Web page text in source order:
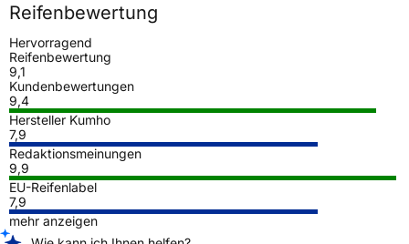
Reifenbewertung
Hervorragend
Reifenbewertung
9,1
Kundenbewertungen
9,4
Hersteller Kumho
7,9
Redaktionsmeinungen
9,9
EU-Reifenlabel
7,9
mehr anzeigen